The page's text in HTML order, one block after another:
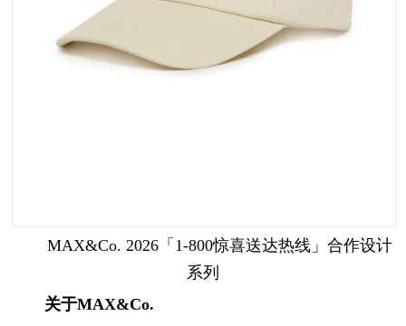
MAX&Co. 2026「1-800惊喜送达热线」合作设计
系列
关于MAX&Co.